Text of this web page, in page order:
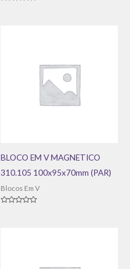
BLOCO EM V MAGNETICO
310.105 100x95x70mm (PAR)
Blocos Em V